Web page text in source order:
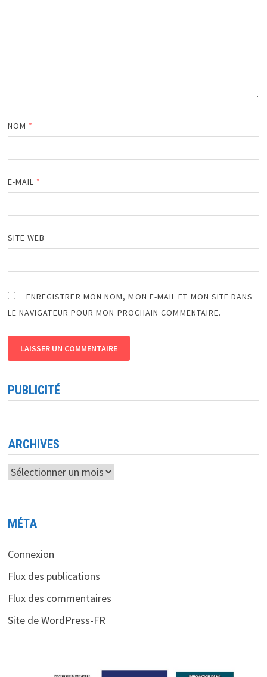
NOM *
E-MAIL *
SITE WEB
ENREGISTRER MON NOM, MON E-MAIL ET MON SITE DANS
LE NAVIGATEUR POUR MON PROCHAIN COMMENTAIRE.
PUBLICITÉ
ARCHIVES
Archives
MÉTA
Connexion
Flux des publications
Flux des commentaires
Site de WordPress-FR